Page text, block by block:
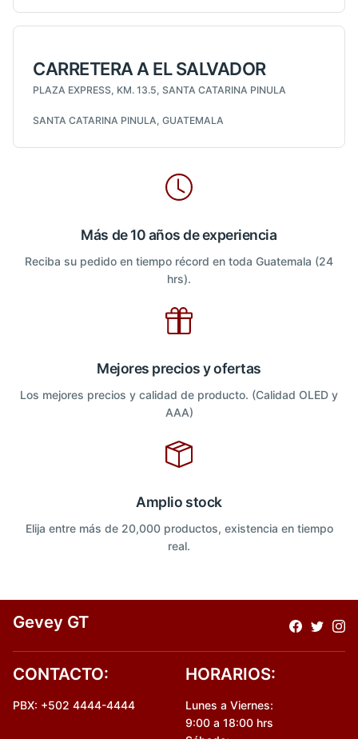
CARRETERA A EL SALVADOR
PLAZA EXPRESS, KM. 13.5, SANTA CATARINA PINULA
SANTA CATARINA PINULA, GUATEMALA
Más de 10 años de experiencia
Reciba su pedido en tiempo récord en toda Guatemala (24
hrs).
Mejores precios y ofertas
Los mejores precios y calidad de producto. (Calidad OLED y
AAA)
Amplio stock
Elija entre más de 20,000 productos, existencia en tiempo
real.
Gevey GT
CONTACTO:
PBX: +502 4444-4444
HORARIOS:
Lunes a Viernes:
9:00 a 18:00 hrs